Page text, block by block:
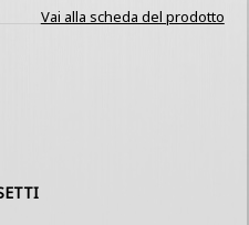
Vai alla scheda del prodotto